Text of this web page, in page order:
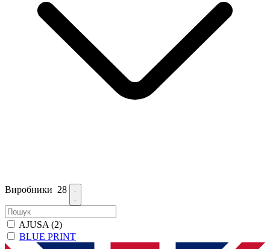
Виробники 28
AJUSA (2)
BLUE PRINT